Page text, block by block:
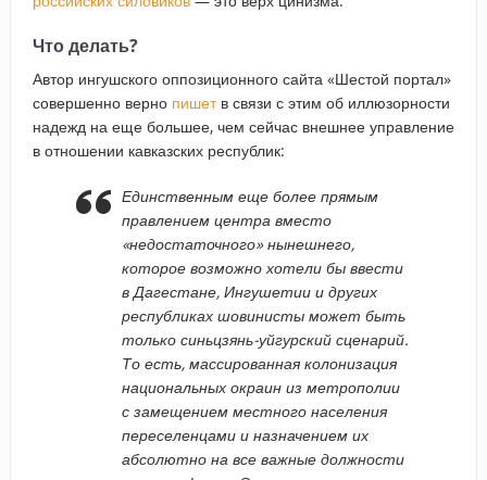
Что делать?
Автор ингушского оппозиционного сайта «Шестой портал»
совершенно верно пишетв связи с этим об иллюзорности
надежд на еще большее, чем сейчас внешнее управление
в отношении кавказских республик:
Единственным еще более прямым
правлением центра вместо
«недостаточного» нынешнего,
которое возможно хотели бы ввести
в Дагестане, Ингушетии и других
республиках шовинисты может быть
только синьцзянь-уйгурский сценарий.
То есть, массированная колонизация
национальных окраин из метрополии
с замещением местного населения
переселенцами и назначением их
абсолютно на все важные должности